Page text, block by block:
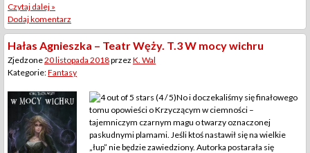
Czytaj dalej »
Dodaj komentarz
Hałas Agnieszka – Teatr Węży. T.3 W mocy wichru
Zjedzone20 listopada 2018przez K. Wal
Kategorie:Fantasy
(4 / 5)No i doczekaliśmy się finałowego
tomu opowieści o Krzyczącym w ciemności –
tajemniczym czarnym magu o twarzy oznaczonej
paskudnymi plamami. Jeśli ktoś nastawił się na wielkie
„łup” nie będzie zawiedziony. Autorka postarała się